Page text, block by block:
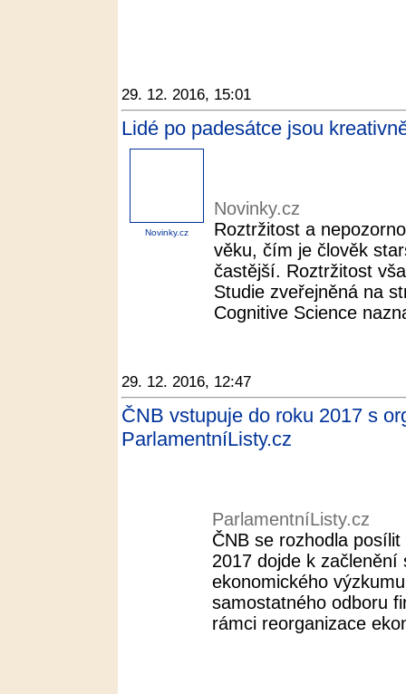
29. 12. 2016, 15:01
Lidé po padesátce jsou
Novinky.cz
Novinky.cz
Roztržitost a
věku, čím je člověk
častější. Roztržitost
Studie zveřejněná na
Cognitive Science
29. 12. 2016, 12:47
ČNB vstupuje do roku 2017 s
ParlamentníListy.cz
ParlamentníListy.cz
ČNB se rozhodla
2017 dojde k
ekonomického
samostatného odboru
rámci reorganizace